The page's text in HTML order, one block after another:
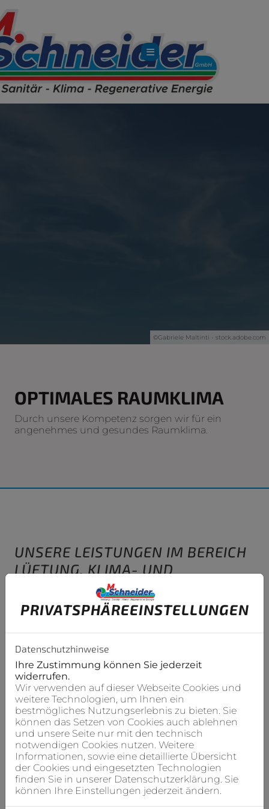
©Gabriele Maltinti - stock.adobe.com
OPTIMALES RAUMKLIMA
Durch unsere Kompetenz sorgen wir für ein
angenehmes und gesundes Raumklima.
UNSERE LEISTUNGEN IM BEREICH
LÜFTUNG, KLIMA- UND
KÄLTETECHNIK
Klima- und Kältetechnik
Wenn die Sommer immer heißer
werden, heizen sich auch Wohnräume
PRIVATSPHÄRE­EINSTELLUNGEN
Datenschutzhinweise
Ihre Zustimmung können Sie jederzeit
widerrufen.
Wir verwenden auf dieser Webseite Cookies und
weitere Technologien, um Ihnen ein
bestmögliches Nutzungserlebnis zu bieten. Sie
können das Setzen von Cookies auch ablehnen
und unsere Seite nur mit den technisch
notwendigen Cookies nutzen. Weitere
Informationen, sowie eine detaillierte Übersicht
der Cookies und eingesetzten Technologien
finden Sie in unserer Datenschutzerklärung. Sie
können Ihre Einstellungen jederzeit ändern.